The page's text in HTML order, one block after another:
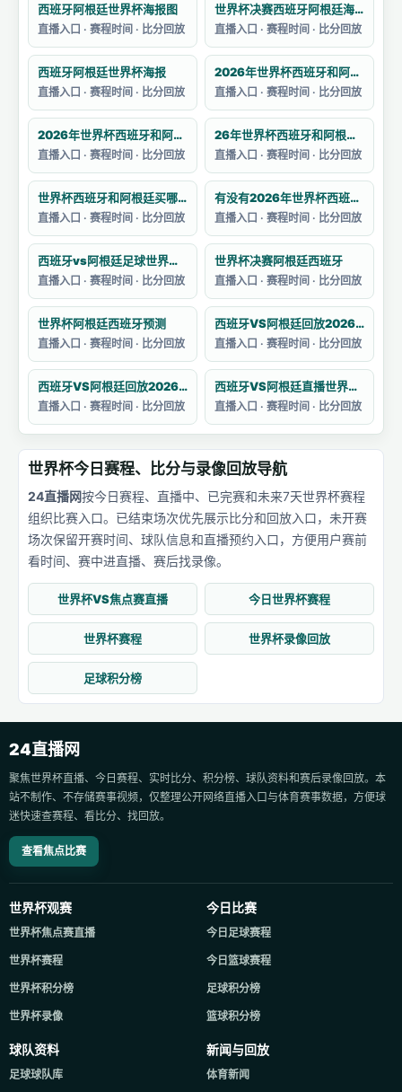
西班牙阿根廷世界杯海报图
直播入口 · 赛程时间 · 比分回放
世界杯决赛西班牙阿根廷海报
直播入口 · 赛程时间 · 比分回放
西班牙阿根廷世界杯海报
直播入口 · 赛程时间 · 比分回放
2026年世界杯西班牙和阿根廷的决赛预测
直播入口 · 赛程时间 · 比分回放
2026年世界杯西班牙和阿根廷的阵容如何
直播入口 · 赛程时间 · 比分回放
26年世界杯西班牙和阿根廷哪个强一点
直播入口 · 赛程时间 · 比分回放
世界杯西班牙和阿根廷买哪个
直播入口 · 赛程时间 · 比分回放
有没有2026年世界杯西班牙对阵阿根廷的集锦
直播入口 · 赛程时间 · 比分回放
西班牙vs阿根廷足球世界杯战绩分析
直播入口 · 赛程时间 · 比分回放
世界杯决赛阿根廷西班牙
直播入口 · 赛程时间 · 比分回放
世界杯阿根廷西班牙预测
直播入口 · 赛程时间 · 比分回放
西班牙VS阿根廷回放2026卡塔尔世界杯赛
直播入口 · 赛程时间 · 比分回放
西班牙VS阿根廷回放2026卡塔尔世界杯
直播入口 · 赛程时间 · 比分回放
西班牙VS阿根廷直播世界杯主题曲目
直播入口 · 赛程时间 · 比分回放
世界杯今日赛程、比分与录像回放导航
24直播网按今日赛程、直播中、已完赛和未来7天世界杯赛程
组织比赛入口。已结束场次优先展示比分和回放入口，未开赛
场次保留开赛时间、球队信息和直播预约入口，方便用户赛前
看时间、赛中进直播、赛后找录像。
世界杯VS焦点赛直播 今日世界杯赛程
世界杯赛程 世界杯录像回放
足球积分榜
24直播网
聚焦世界杯直播、今日赛程、实时比分、积分榜、球队资料和赛后录像回放。本
站不制作、不存储赛事视频，仅整理公开网络直播入口与体育赛事数据，方便球
迷快速查赛程、看比分、找回放。
查看焦点比赛
世界杯观赛
世界杯焦点赛直播
世界杯赛程
世界杯积分榜
世界杯录像
今日比赛
今日足球赛程
今日篮球赛程
足球积分榜
篮球积分榜
球队资料
足球球队库
新闻与回放
体育新闻